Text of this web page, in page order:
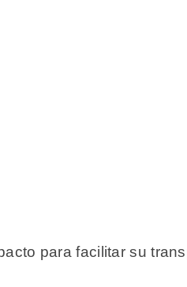
para facilitar su